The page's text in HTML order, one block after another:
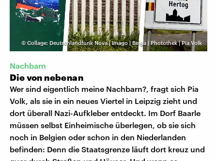
© Collage: Deutschlandfunk Nova | Imago | Belga | Photothek | Pia Volk
Nachbarn
Die von nebenan
Wer sind eigentlich meine Nachbarn?, fragt sich Pia
Volk, als sie in ein neues Viertel in Leipzig zieht und
dort überall Nazi-Aufkleber entdeckt. Im Dorf Baarle
müssen selbst Einheimische überlegen, ob sie sich
noch in Belgien oder schon in den Niederlanden
befinden: Denn die Staatsgrenze läuft dort kreuz und